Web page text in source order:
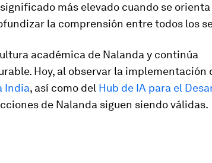
más elevado cuando se orienta
la comprensión entre todos los
académica de Nalanda y continúa
Hoy, al observar la implementación
India, así como del Hub de IA para el
de Nalanda siguen siendo válidas.